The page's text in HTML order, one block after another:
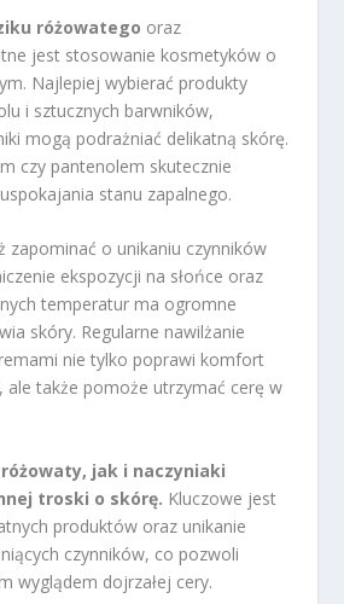
różowatego oraz
jest stosowanie kosmetyków o
Najlepiej wybierać produkty
i sztucznych barwników,
mogą podrażniać delikatną skórę.
czy pantenolem skutecznie
stanu zapalnego.
zapominać o unikaniu czynników
ekspozycji na słońce oraz
temperatur ma ogromne
skóry. Regularne nawilżanie
nie tylko poprawi komfort
ale także pomoże utrzymać cerę w
jak i naczyniaki
troski o skórę. Kluczowe jest
produktów oraz unikanie
czynników, co pozwoli
wyglądem dojrzałej cery.